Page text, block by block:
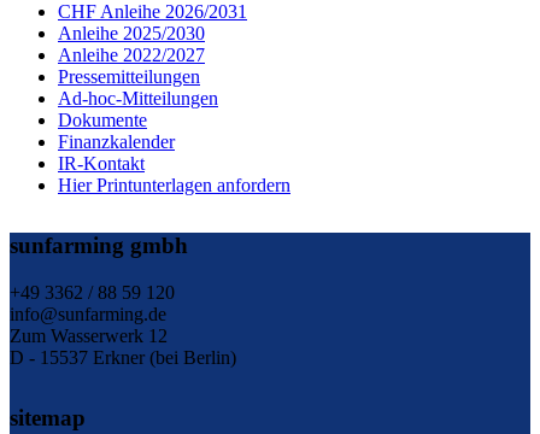
CHF Anleihe 2026/2031
Anleihe 2025/2030
Anleihe 2022/2027
Pressemitteilungen
Ad-hoc-Mitteilungen
Dokumente
Finanzkalender
IR-Kontakt
Hier Printunterlagen anfordern
sunfarming gmbh
+49 3362 / 88 59 120
info@sunfarming.de
Zum Wasserwerk 12
D - 15537 Erkner (bei Berlin)
sitemap